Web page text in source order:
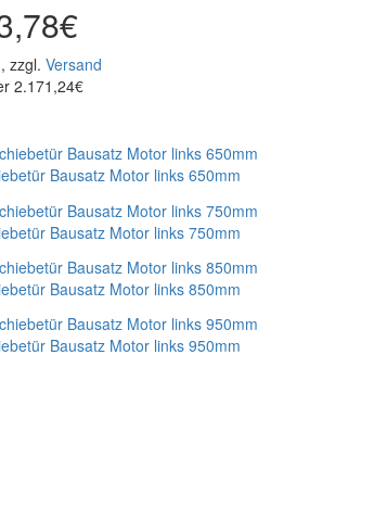
zzgl. Versand
2.171,24€
Bausatz Motor links 650mm
Bausatz Motor links 750mm
Bausatz Motor links 850mm
Bausatz Motor links 950mm